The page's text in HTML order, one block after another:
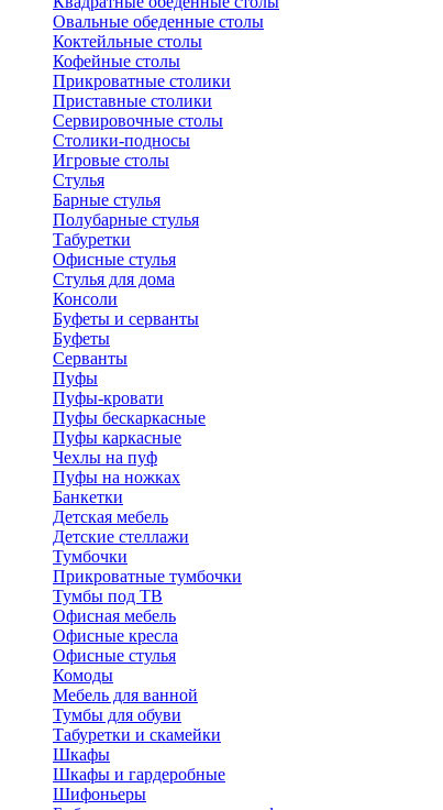
Овальные обеденные столы
Коктейльные столы
Кофейные столы
Прикроватные столики
Приставные столики
Сервировочные столы
Столики-подносы
Игровые столы
Стулья
Барные стулья
Полубарные стулья
Табуретки
Офисные стулья
Стулья для дома
Консоли
Буфеты и серванты
Буфеты
Серванты
Пуфы
Пуфы-кровати
Пуфы бескаркасные
Пуфы каркасные
Чехлы на пуф
Пуфы на ножках
Банкетки
Детская мебель
Детские стеллажи
Тумбочки
Прикроватные тумбочки
Тумбы под ТВ
Офисная мебель
Офисные кресла
Офисные стулья
Комоды
Мебель для ванной
Тумбы для обуви
Табуретки и скамейки
Шкафы
Шкафы и гардеробные
Шифоньеры